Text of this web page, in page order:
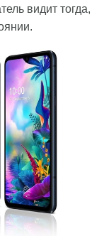
видит тогда,